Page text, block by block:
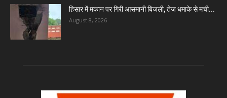
हिसार में मकान पर गिरी आसमानी बिजली, तेज धमाके से मची...
August 8, 2026